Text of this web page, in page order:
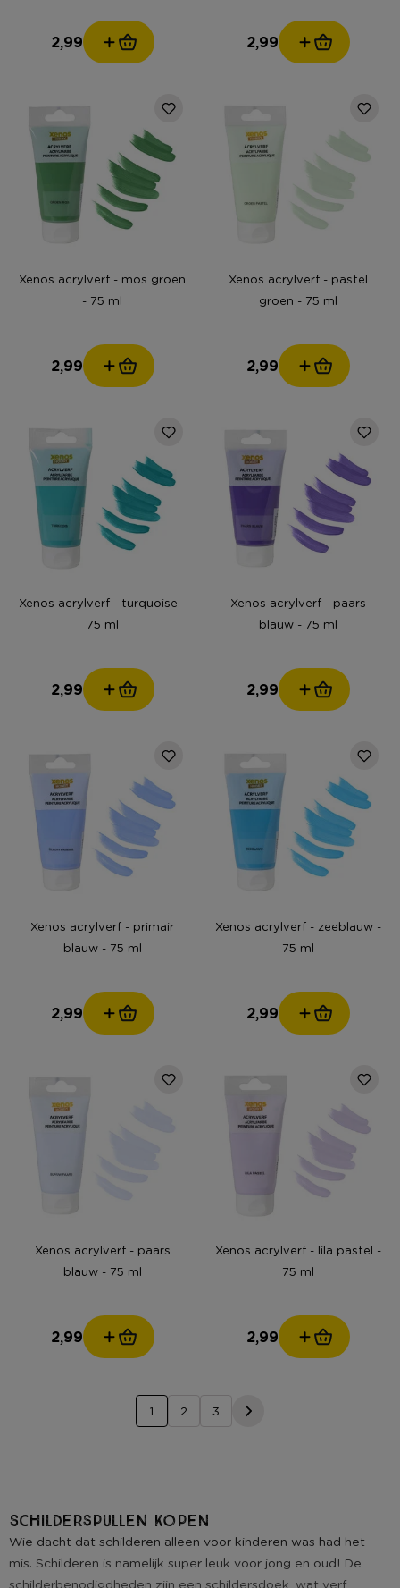
2,99 2,99
Xenos acrylverf - mos groen
- 75 ml
2,99
Xenos acrylverf - pastel
groen - 75 ml
2,99
Xenos acrylverf - turquoise -
75 ml
2,99
Xenos acrylverf - paars
blauw - 75 ml
2,99
Xenos acrylverf - primair
blauw - 75 ml
2,99
Xenos acrylverf - zeeblauw -
75 ml
2,99
Xenos acrylverf - paars
blauw - 75 ml
2,99
Xenos acrylverf - lila pastel -
75 ml
2,99
1 2 3
Schilderspullen kopen
Wie dacht dat schilderen alleen voor kinderen was had het
mis. Schilderen is namelijk super leuk voor jong en oud! De
schilderbenodigdheden zijn een schildersdoek, wat verf,